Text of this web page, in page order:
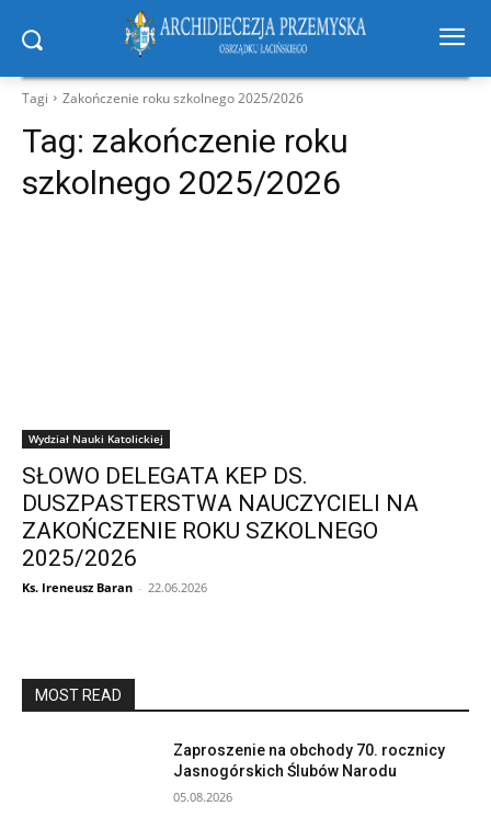
Tagi Zakończenie roku szkolnego 2025/2026
Tag: zakończenie roku
szkolnego 2025/2026
Wydział Nauki Katolickiej
SŁOWO DELEGATA KEP DS.
DUSZPASTERSTWA NAUCZYCIELI NA
ZAKOŃCZENIE ROKU SZKOLNEGO
2025/2026
Ks. Ireneusz Baran - 22.06.2026
MOST READ
Zaproszenie na obchody 70. rocznicy
Jasnogórskich Ślubów Narodu
05.08.2026